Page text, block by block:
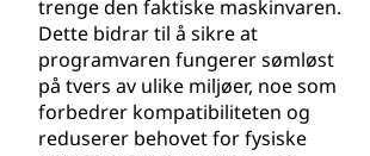
trenge den faktiske maskinvaren.
Dette bidrar til å sikre at
programvaren fungerer sømløst
på tvers av ulike miljøer, noe som
forbedrer kompatibiliteten og
reduserer behovet for fysiske